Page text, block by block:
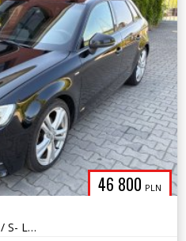
46 800 PLN
2.0 diesel / 150 KM / automat / S- LINE / zadbany / możliwa zamiana